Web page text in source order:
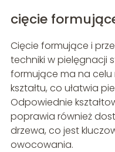
cięcie
Cięcie formujące i
techniki w pielęgnacji
formujące ma na
kształtu, co ułatwia
Odpowiednie
poprawia również
drzewa, co jest
owocowania.